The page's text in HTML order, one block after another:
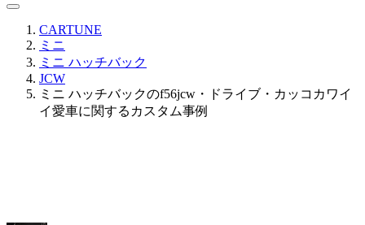
CARTUNE
ミニ
ミニ ハッチバック
JCW
ミニ ハッチバックのf56jcw・ドライブ・カッコカワイ
イ愛車に関するカスタム事例